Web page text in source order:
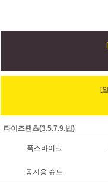
타이즈팬츠(3.5.7.9.빕)
폭스바이크
동계용 슈트